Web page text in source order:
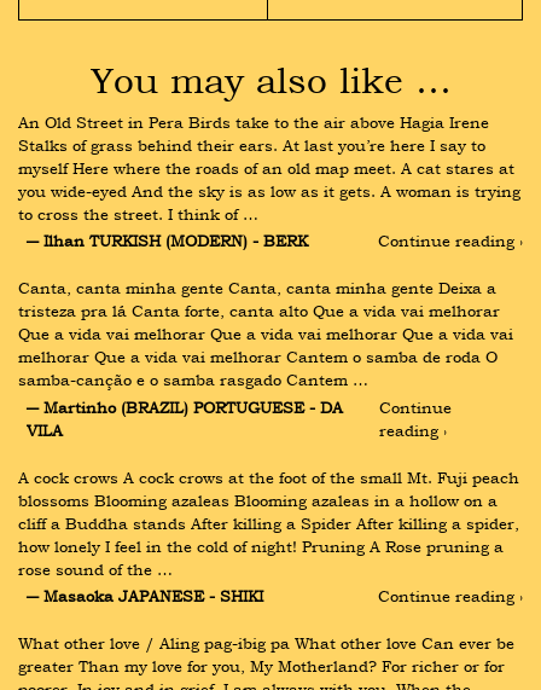
You may also like …
An Old Street in Pera Birds take to the air above Hagia Irene
Stalks of grass behind their ears. At last you’re here I say to
myself Here where the roads of an old map meet. A cat stares at
you wide-eyed And the sky is as low as it gets. A woman is trying
to cross the street. I think of …
― Ilhan TURKISH (MODERN) - BERK
Continue reading ›
Canta, canta minha gente Canta, canta minha gente Deixa a
tristeza pra lá Canta forte, canta alto Que a vida vai melhorar
Que a vida vai melhorar Que a vida vai melhorar Que a vida vai
melhorar Que a vida vai melhorar Cantem o samba de roda O
samba-canção e o samba rasgado Cantem …
― Martinho (BRAZIL) PORTUGUESE - DA
VILA
Continue
reading ›
A cock crows A cock crows at the foot of the small Mt. Fuji peach
blossoms Blooming azaleas Blooming azaleas in a hollow on a
cliff a Buddha stands After killing a Spider After killing a spider,
how lonely I feel in the cold of night! Pruning A Rose pruning a
rose sound of the …
― Masaoka JAPANESE - SHIKI
Continue reading ›
What other love / Aling pag-ibig pa What other love Can ever be
greater Than my love for you, My Motherland? For richer or for